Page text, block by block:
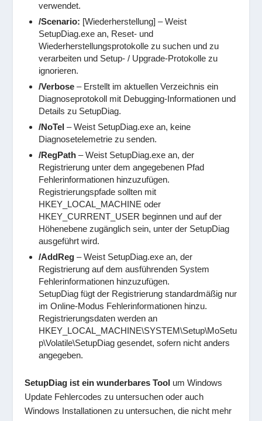
verwendet.
/Scenario: [Wiederherstellung] – Weist
SetupDiag.exe an, Reset- und
Wiederherstellungsprotokolle zu suchen und zu
verarbeiten und Setup- / Upgrade-Protokolle zu
ignorieren.
/Verbose – Erstellt im aktuellen Verzeichnis ein
Diagnoseprotokoll mit Debugging-Informationen und
Details zu SetupDiag.
/NoTel – Weist SetupDiag.exe an, keine
Diagnosetelemetrie zu senden.
/RegPath – Weist SetupDiag.exe an, der
Registrierung unter dem angegebenen Pfad
Fehlerinformationen hinzuzufügen.
Registrierungspfade sollten mit
HKEY_LOCAL_MACHINE oder
HKEY_CURRENT_USER beginnen und auf der
Höhenebene zugänglich sein, unter der SetupDiag
ausgeführt wird.
/AddReg – Weist SetupDiag.exe an, der
Registrierung auf dem ausführenden System
Fehlerinformationen hinzuzufügen.
SetupDiag fügt der Registrierung standardmäßig nur
im Online-Modus Fehlerinformationen hinzu.
Registrierungsdaten werden an
HKEY_LOCAL_MACHINE\SYSTEM\Setup\MoSetu
p\Volatile\SetupDiag gesendet, sofern nicht anders
angegeben.
SetupDiag ist ein wunderbares Tool um Windows
Update Fehlercodes zu untersuchen oder auch
Windows Installationen zu untersuchen, die nicht mehr